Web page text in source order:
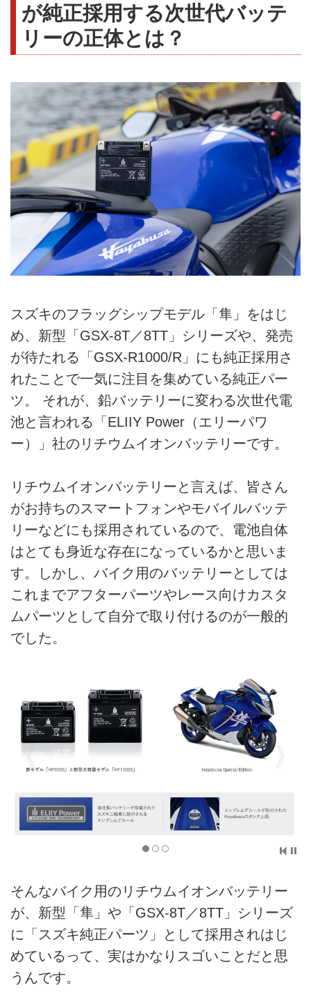
が純正採用する次世代バッテ
リーの正体とは？
スズキのフラッグシップモデル「隼」をはじ
め、新型「GSX-8T／8TT」シリーズや、発売
が待たれる「GSX-R1000/R」にも純正採用さ
れたことで一気に注目を集めている純正パー
ツ。 それが、鉛バッテリーに変わる次世代電
池と言われる「ELIIY Power（エリーパワ
ー）」社のリチウムイオンバッテリーです。
リチウムイオンバッテリーと言えば、皆さん
がお持ちのスマートフォンやモバイルバッテ
リーなどにも採用されているので、電池自体
はとても身近な存在になっているかと思いま
す。しかし、バイク用のバッテリーとしては
これまでアフターパーツやレース向けカスタ
ムパーツとして自分で取り付けるのが一般的
でした。
そんなバイク用のリチウムイオンバッテリー
が、新型「隼」や「GSX-8T／8TT」シリーズ
に「スズキ純正パーツ」として採用されはじ
めているって、実はかなりスゴいことだと思
うんです。